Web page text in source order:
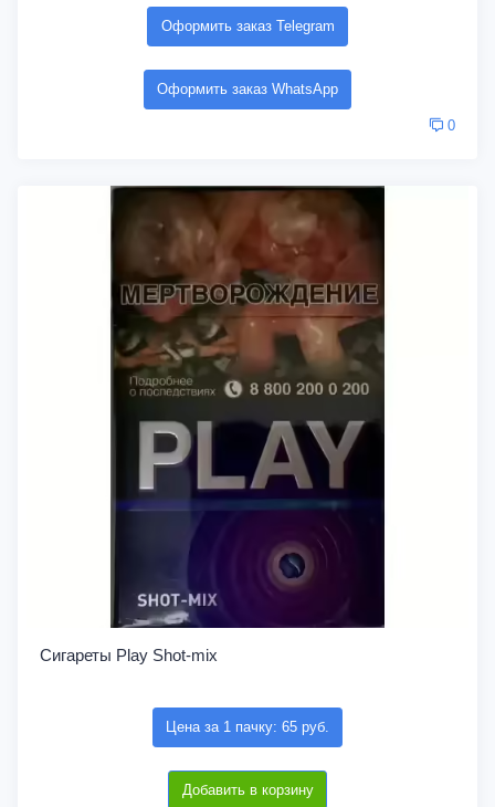
Оформить заказ Telegram
Оформить заказ WhatsApp
0
Сигареты Play Shot-mix
Цена за 1 пачку: 65 руб.
Добавить в корзину